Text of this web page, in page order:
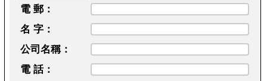
電 郵：
名 字：
公司名稱：
電 話：